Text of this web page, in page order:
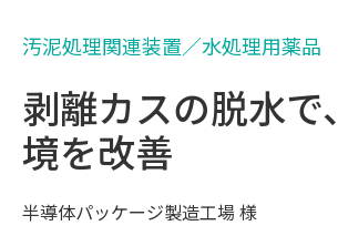
汚泥処理関連装置／水処理用薬品
剥離カスの脱水で
境を改善
半導体パッケージ製造工場 様